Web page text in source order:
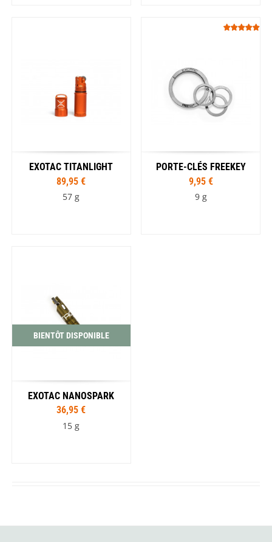
EXOTAC TITANLIGHT
89,95 €
57 g
PORTE-CLÉS FREEKEY
9,95 €
9 g
BIENTÔT DISPONIBLE
EXOTAC NANOSPARK
36,95 €
15 g